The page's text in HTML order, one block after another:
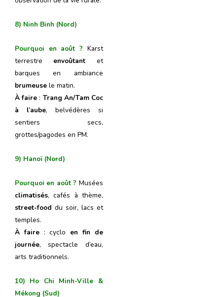
8) Ninh Binh (Nord)
Pourquoi en août ? Karst
terrestre envoûtant et
barques en ambiance
brumeuse le matin.
À faire : Trang An/Tam Coc
à l’aube, belvédères si
sentiers secs,
grottes/pagodes en PM.
9) Hanoï (Nord)
Pourquoi en août ? Musées
climatisés, cafés à thème,
street-food du soir, lacs et
temples.
À faire: cyclo en fin de
journée, spectacle d’eau,
arts traditionnels.
10) Ho Chi Minh-Ville &
Mékong (Sud)